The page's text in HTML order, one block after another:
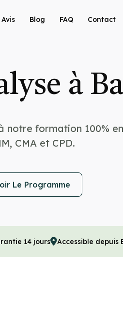
Avis Blog FAQ Contact
à
formation 100%
CMA et CPD.
Le Programme
14 jours Accessible depuis